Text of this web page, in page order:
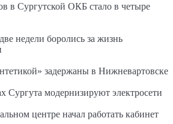
в Сургутской ОКБ стало в четыре
недели боролись за жизнь
задержаны в Нижневартовске
Сургута модернизируют электросети
центре начал работать кабинет